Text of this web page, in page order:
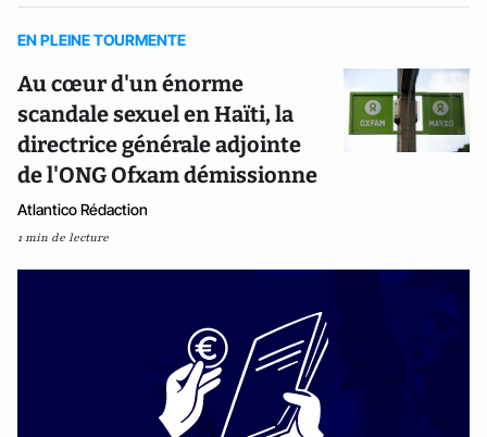
EN PLEINE TOURMENTE
Au cœur d'un énorme
scandale sexuel en Haïti, la
directrice générale adjointe
de l'ONG Ofxam démissionne
Atlantico Rédaction
1 min de lecture